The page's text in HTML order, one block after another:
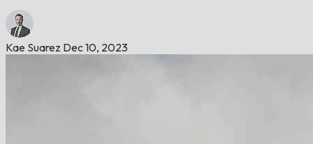
Kae Suarez Dec 10, 2023